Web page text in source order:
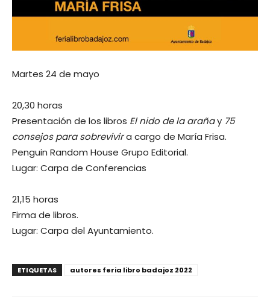
Martes 24 de mayo
20,30 horas
Presentación de los libros El nido de la arañay 75
consejos para sobrevivira cargo de María Frisa.
Penguin Random House Grupo Editorial.
Lugar: Carpa de Conferencias
21,15 horas
Firma de libros.
Lugar: Carpa del Ayuntamiento.
ETIQUETAS autores feria libro badajoz 2022